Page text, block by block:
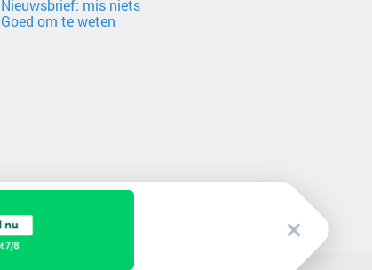
Nieuwsbrief: mis niets
Goed om te weten